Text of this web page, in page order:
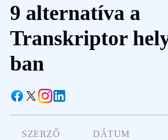
9 alternatíva a
Transkriptor
ban
SZERZŐ DÁTUM